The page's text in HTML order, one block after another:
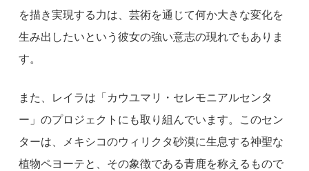
を描き実現する力は、芸術を通じて何か大きな変化を
生み出したいという彼女の強い意志の現れでもありま
す。
また、レイラは「カウユマリ・セレモニアルセンタ
ー」のプロジェクトにも取り組んでいます。このセン
ターは、メキシコのウィリクタ砂漠に生息する神聖な
植物ペヨーテと、その象徴である青鹿を称えるもので